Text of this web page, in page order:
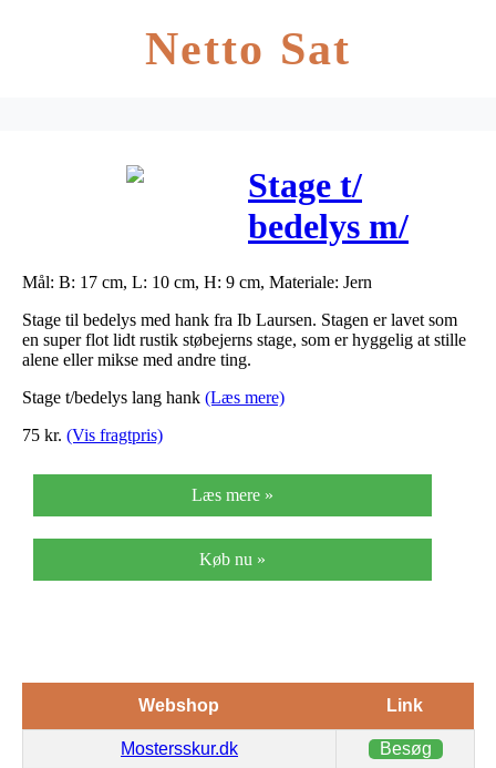
Netto Sat
Stage t/
bedelys m/
hank – ib
laursen
Mål: B: 17 cm, L: 10 cm, H: 9 cm, Materiale: Jern
Stage til bedelys med hank fra Ib Laursen. Stagen er lavet som
en super flot lidt rustik støbejerns stage, som er hyggelig at stille
alene eller mikse med andre ting.
Stage t/bedelys lang hank (Læs mere)
75 kr. (Vis fragtpris)
Læs mere »
Køb nu »
Webshop Link
Mostersskur.dk Besøg